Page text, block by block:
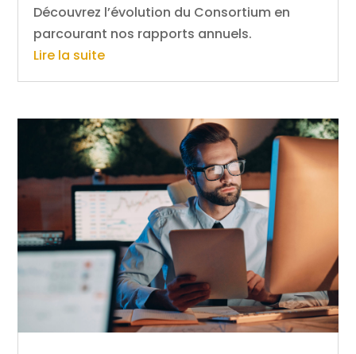
Découvrez l’évolution du Consortium en
parcourant nos rapports annuels.
Lire la suite